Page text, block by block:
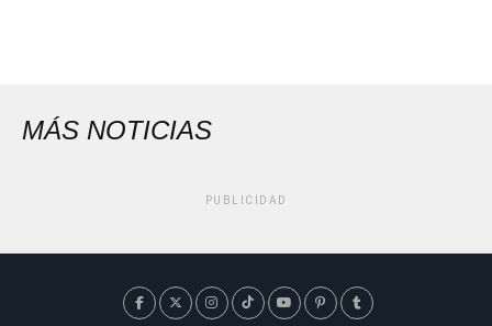
MÁS NOTICIAS
PUBLICIDAD